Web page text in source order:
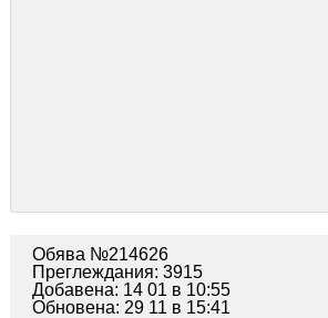
Обява №214626
Преглеждания: 3915
Добавена: 14 01 в 10:55
Обновена: 29 11 в 15:41